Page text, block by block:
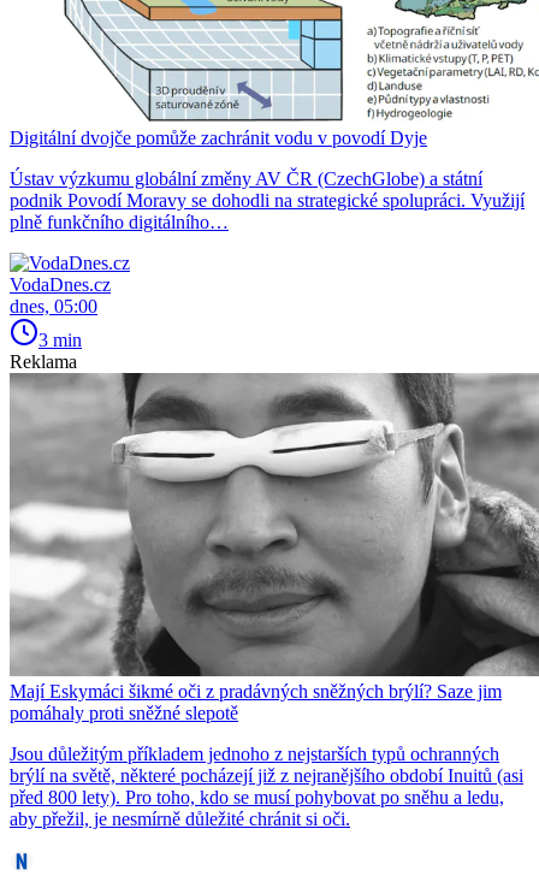
Digitální dvojče pomůže zachránit vodu v povodí Dyje
Ústav výzkumu globální změny AV ČR (CzechGlobe) a státní
podnik Povodí Moravy se dohodli na strategické spolupráci. Využijí
plně funkčního digitálního…
VodaDnes.cz
dnes, 05:00
3 min
Reklama
Mají Eskymáci šikmé oči z pradávných sněžných brýlí? Saze jim
pomáhaly proti sněžné slepotě
Jsou důležitým příkladem jednoho z nejstarších typů ochranných
brýlí na světě, některé pocházejí již z nejranějšího období Inuitů (asi
před 800 lety). Pro toho, kdo se musí pohybovat po sněhu a ledu,
aby přežil, je nesmírně důležité chránit si oči.